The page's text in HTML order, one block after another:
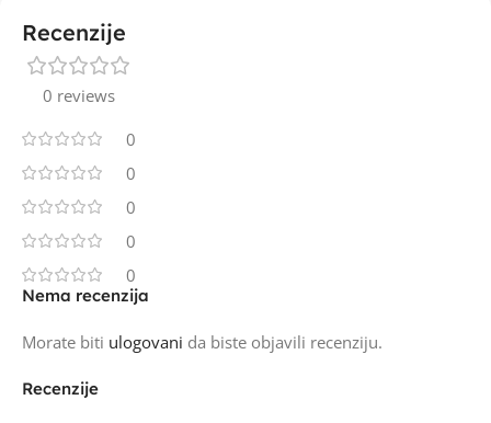
Recenzije
0 reviews
0
0
0
0
0
Recenzije
Nema recenzija
Morate biti ulogovani da biste objavili recenziju.